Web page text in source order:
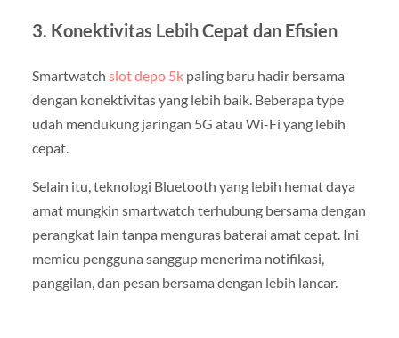
3. Konektivitas Lebih Cepat dan Efisien
Smartwatch slot depo 5kpaling baru hadir bersama
dengan konektivitas yang lebih baik. Beberapa type
udah mendukung jaringan 5G atau Wi-Fi yang lebih
cepat.
Selain itu, teknologi Bluetooth yang lebih hemat daya
amat mungkin smartwatch terhubung bersama dengan
perangkat lain tanpa menguras baterai amat cepat. Ini
memicu pengguna sanggup menerima notifikasi,
panggilan, dan pesan bersama dengan lebih lancar.